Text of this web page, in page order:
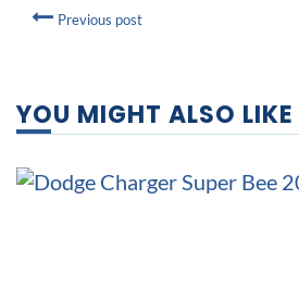
Previous post
YOU MIGHT ALSO LIKE